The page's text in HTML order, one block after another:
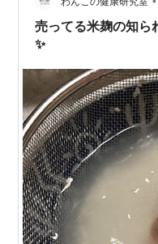
売ってる米麹の知ら
✨